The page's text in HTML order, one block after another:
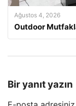
Ağustos 4, 2026
Outdoor
Bir yanıt yazın